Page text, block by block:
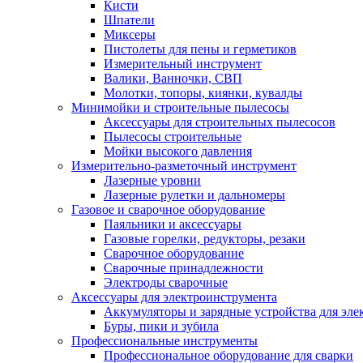
Кисти
Шпатели
Миксеры
Пистолеты для пены и герметиков
Измерительный инструмент
Валики, Ванночки, СВП
Молотки, топоры, киянки, кувалды
Минимойки и строительные пылесосы
Аксессуары для строительных пылесосов
Пылесосы строительные
Мойки высокого давления
Измерительно-разметочный инструмент
Лазерные уровни
Лазерные рулетки и дальномеры
Газовое и сварочное оборудование
Паяльники и аксессуары
Газовые горелки, редукторы, резаки
Сварочное оборудование
Сварочные принадлежности
Электроды сварочные
Аксессуары для электроинструмента
Аккумуляторы и зарядные устройства для
Буры, пики и зубила
Профессиональные инструменты
Профессиональное оборудование для сварки